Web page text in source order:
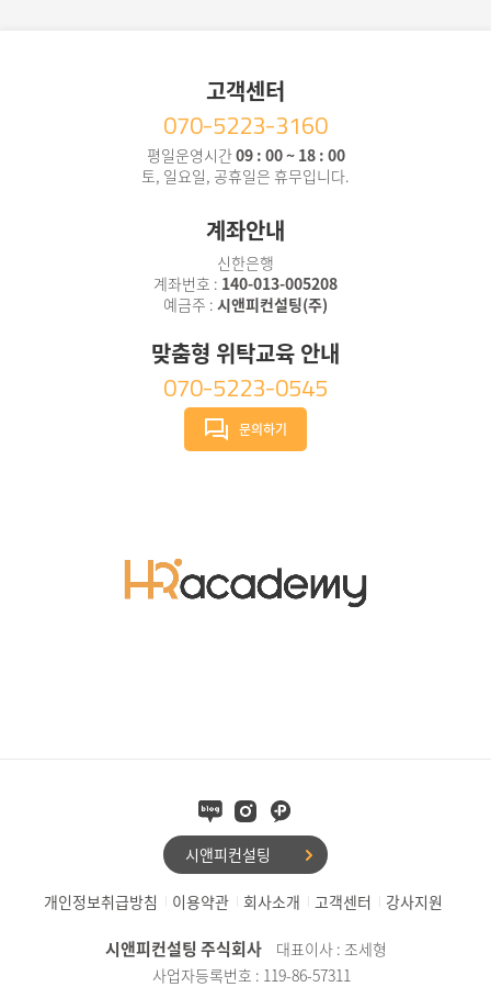
고객센터
070-5223-3160
평일운영시간09 : 00 ~ 18 : 00
토, 일요일, 공휴일은 휴무입니다.
계좌안내
신한은행
계좌번호 : 140-013-005208
예금주 : 시앤피컨설팅(주)
맞춤형 위탁교육 안내
070-5223-0545
문의하기
시앤피컨설팅
개인정보취급방침 이용약관 회사소개 고객센터 강사지원
시앤피컨설팅 주식회사
대표이사 : 조세형
사업자등록번호 : 119-86-57311